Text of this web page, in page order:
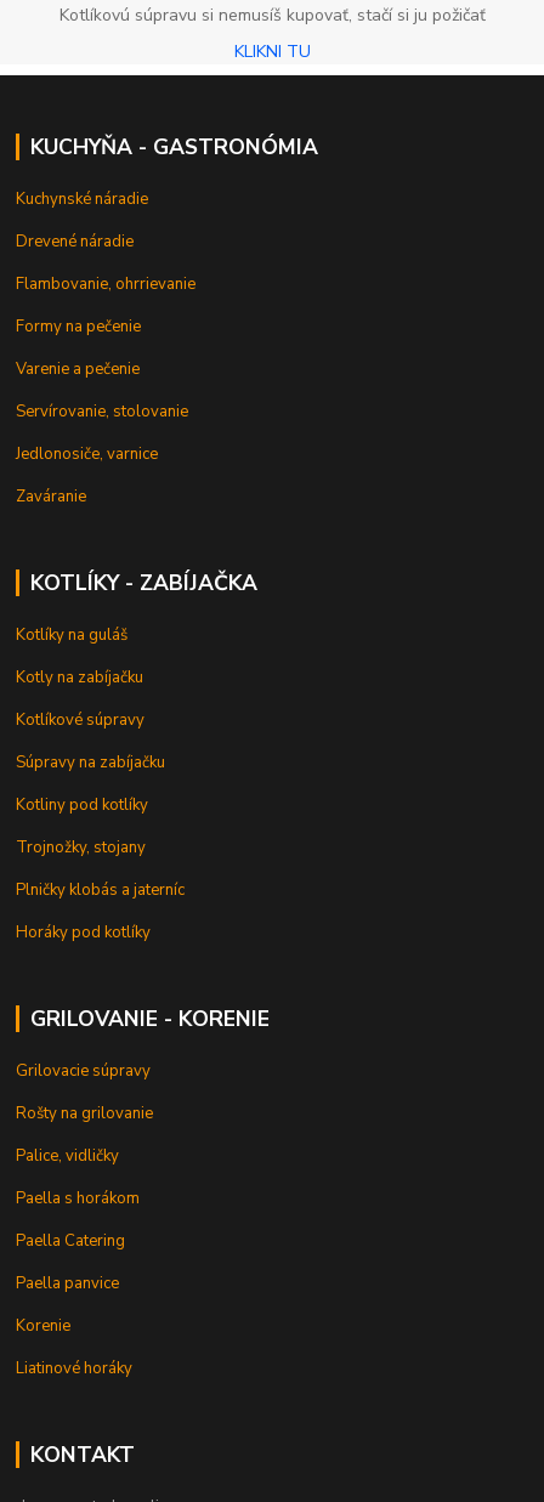
Kotlíkovú súpravu si nemusíš kupovať, stačí si ju požičať
KLIKNI TU
KUCHYŇA - GASTRONÓMIA
Kuchynské náradie
Drevené náradie
Flambovanie, ohrrievanie
Formy na pečenie
Varenie a pečenie
Servírovanie, stolovanie
Jedlonosiče, varnice
Zaváranie
KOTLÍKY - ZABÍJAČKA
Kotlíky na guláš
Kotly na zabíjačku
Kotlíkové súpravy
Súpravy na zabíjačku
Kotliny pod kotlíky
Trojnožky, stojany
Plničky klobás a jaterníc
Horáky pod kotlíky
GRILOVANIE - KORENIE
Grilovacie súpravy
Rošty na grilovanie
Palice, vidličky
Paella s horákom
Paella Catering
Paella panvice
Korenie
Liatinové horáky
KONTAKT